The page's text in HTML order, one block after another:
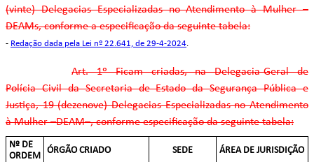
(vinte) Delegacias Especializadas no Atendimento à Mulher –
DEAMs, conforme a especificação da seguinte tabela:
- Redação dada pela Lei nº 22.641, de 29-4-2024.
Art. 1º Ficam criadas, na Delegacia-Geral de
Polícia Civil da Secretaria de Estado da Segurança Pública e
Justiça, 19 (dezenove) Delegacias Especializadas no Atendimento
à Mulher –DEAM–, conforme especificação da seguinte tabela:
Nº DE
ORDEM
ÓRGÃO CRIADO SEDE ÁREA DE JURISDIÇÃO